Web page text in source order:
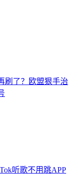
刷了？欧盟狠手治
听歌不用跳APP